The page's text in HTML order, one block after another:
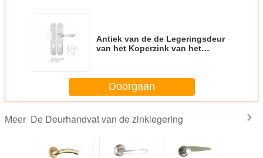
Antiek van de de Legeringsdeur
van het Koperzink van het
Slotlichaam
Doorgaan
Meer De Deurhandvat van de zinklegering